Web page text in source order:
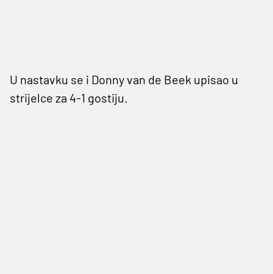
U nastavku se i Donny van de Beek upisao u
strijelce za 4-1 gostiju.